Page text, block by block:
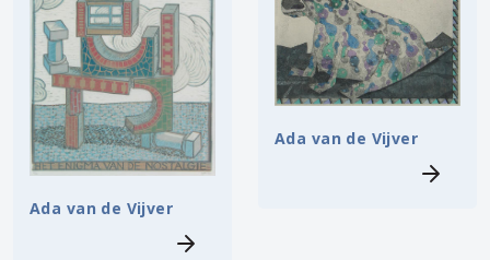
Ada van de Vijver
Ada van de Vijver